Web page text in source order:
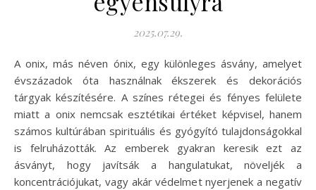
2025.07.29.
A onix, más néven ónix, egy különleges ásvány, amelyet
évszázadok óta használnak ékszerek és dekorációs
tárgyak készítésére. A színes rétegei és fényes felülete
miatt a onix nemcsak esztétikai értéket képvisel, hanem
számos kultúrában spirituális és gyógyító tulajdonságokkal
is felruházották. Az emberek gyakran keresik ezt az
ásványt, hogy javítsák a hangulatukat, növeljék a
koncentrációjukat, vagy akár védelmet nyerjenek a negatív